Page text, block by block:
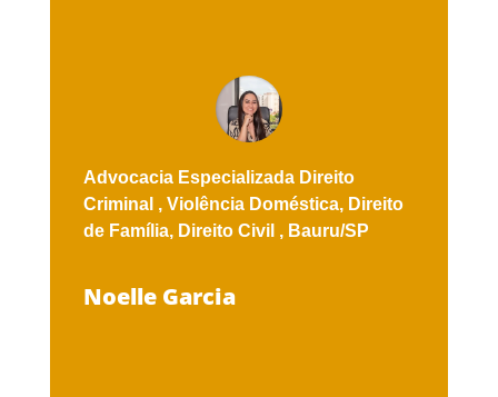
Advocacia Especializada Direito
Criminal , Violência Doméstica, Direito
de Família, Direito Civil , Bauru/SP
Noelle Garcia